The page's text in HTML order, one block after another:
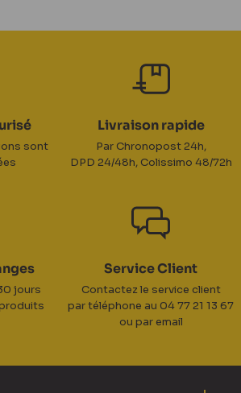
sont
Livraison rapide
Par Chronopost 24h,
DPD 24/48h, Colissimo 48/72h
jours
Service Client
Contactez le service client
par téléphone au 04 77 21 13 67
ou par email